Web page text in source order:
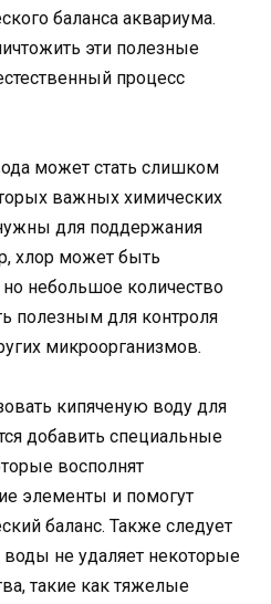
баланса аквариума.
эти полезные
процесс
может стать слишком
важных химических
для поддержания
хлор может быть
небольшое количество
полезным для контроля
микроорганизмов.
кипяченую воду для
добавить специальные
восполнят
элементы и помогут
баланс. Также следует
воды не удаляет некоторые
такие как тяжелые